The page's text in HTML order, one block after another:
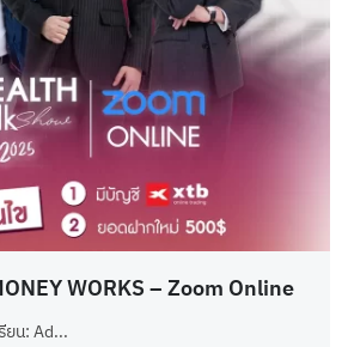
WORKS – Zoom Online
ยน: Ad...